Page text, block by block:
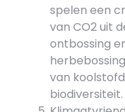
spelen een
van CO2 uit
ontbossing
van
biodiversiteit.